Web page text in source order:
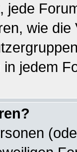
jede
wie
jedem